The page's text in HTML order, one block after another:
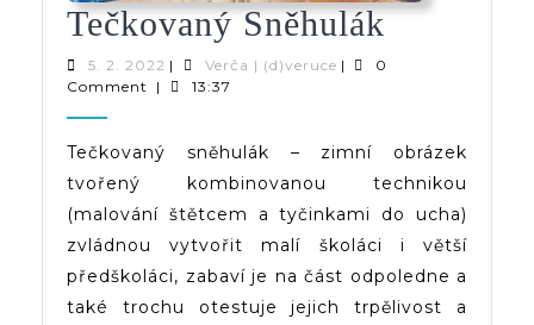
Tečkovaný Sněhulák
Sněhulák
5. 2. 2022 5.
2.
| Verča | (d)veruceVerča
|
0
Comment
| 13:37
Tečkovaný sněhulák – zimní obrázek
tvořený kombinovanou technikou
(malování štětcem a tyčinkami do ucha)
zvládnou vytvořit malí školáci i větší
předškoláci, zabaví je na část odpoledne a
také trochu otestuje jejich trpělivost a